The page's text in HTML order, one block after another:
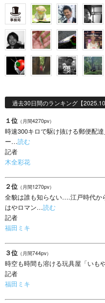
過去30日間のランキング【
１位 （月間4270pv）
時速300キロで駆け抜ける郵便配
ー…読む
記者
木全彩花
２位 （月間1270pv）
全貌は誰も知らない….江戸時代か
はやロマン…読む
記者
福田ミキ
３位 （月間744pv）
時空も時間も溶ける玩具屋「いも
記者
福田ミキ